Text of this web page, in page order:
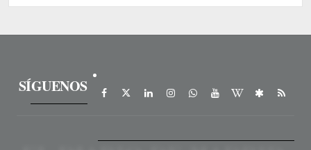
SÍGUENOS